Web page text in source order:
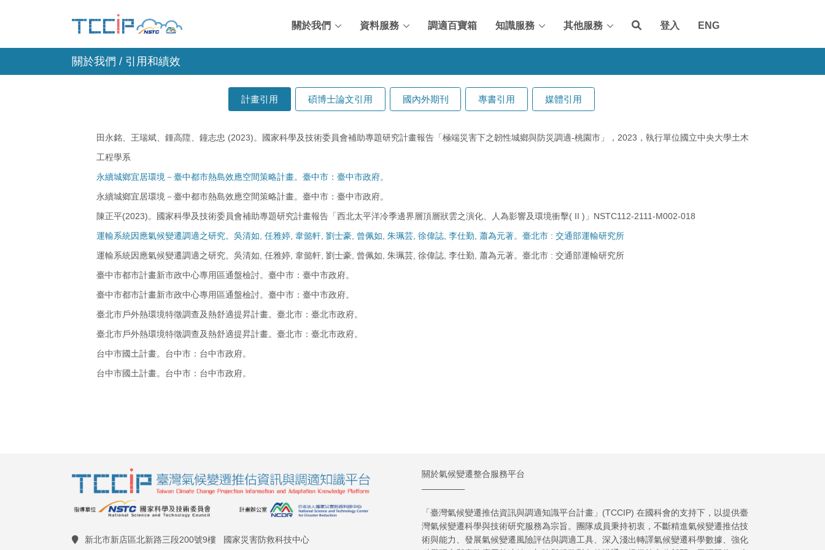
關於我們 資料服務 調適百寶箱 知識服務 其他服務 登入 ENG
關於我們 / 引用和績效
計畫引用 碩博士論文引用 國內外期刊 專書引用 媒體引用
田永銘、王瑞斌、鍾高陞、鐘志忠 (2023)。國家科學及技術委員會補助專題研究計畫報告「極端災害下之韌性城鄉與防災調適-桃園市」，2023，執行單位國立中央大學土木
工程學系
永續城鄉宜居環境－臺中都市熱島效應空間策略計畫。臺中市：臺中市政府。
永續城鄉宜居環境－臺中都市熱島效應空間策略計畫。臺中市：臺中市政府。
陳正平(2023)。國家科學及技術委員會補助專題研究計畫報告「西北太平洋冷季邊界層頂層狀雲之演化、人為影響及環境衝擊( II )」NSTC112-2111-M002-018
運輸系統因應氣候變遷調適之研究。吳清如, 任雅婷, 韋懿軒, 劉士豪, 曾佩如, 朱珮芸, 徐偉誌, 李仕勤, 蕭為元著。臺北市 : 交通部運輸研究所
運輸系統因應氣候變遷調適之研究。吳清如, 任雅婷, 韋懿軒, 劉士豪, 曾佩如, 朱珮芸, 徐偉誌, 李仕勤, 蕭為元著。臺北市 : 交通部運輸研究所
臺中市都市計畫新市政中心專用區通盤檢討。臺中市：臺中市政府。
臺中市都市計畫新市政中心專用區通盤檢討。臺中市：臺中市政府。
臺北市戶外熱環境特徵調查及熱舒適提昇計畫。臺北市：臺北市政府。
臺北市戶外熱環境特徵調查及熱舒適提昇計畫。臺北市：臺北市政府。
台中市國土計畫。台中市：台中市政府。
台中市國土計畫。台中市：台中市政府。
基隆市國土計畫。基隆市：基隆市政府。
基隆市國土計畫。基隆市：基隆市政府。
屏東縣國土計畫。屏東縣：屏東縣政府。
新北市新店區北新路三段200號9樓 國家災害防救科技中心
關於氣候變遷整合服務平台
「臺灣氣候變遷推估資訊與調適知識平台計畫」(TCCIP) 在國科會的支持下，以提供臺
灣氣候變遷科學與技術研究服務為宗旨。團隊成員秉持初衷，不斷精進氣候變遷推估技
術與能力、發展氣候變遷風險評估與調適工具、深入淺出轉譯氣候變遷科學數據、強化